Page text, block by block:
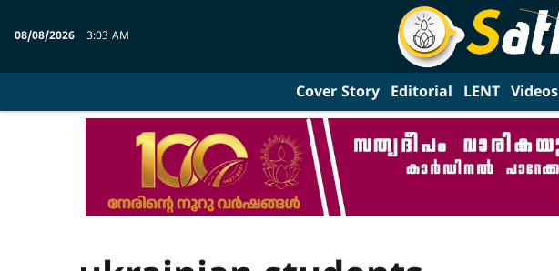
08/08/2026 3:03 AM
Cover Story Editorial LENT Videos